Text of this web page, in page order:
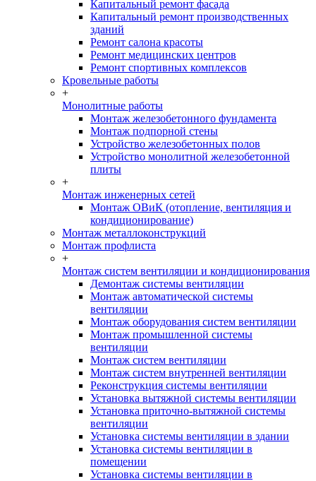
Капитальный ремонт фасада
Капитальный ремонт производственных
зданий
Ремонт салона красоты
Ремонт медицинских центров
Ремонт спортивных комплексов
Кровельные работы
+
Монолитные работы
Монтаж железобетонного фундамента
Монтаж подпорной стены
Устройство железобетонных полов
Устройство монолитной железобетонной
плиты
+
Монтаж инженерных сетей
Монтаж ОВиК (отопление, вентиляция и
кондиционирование)
Монтаж металлоконструкций
Монтаж профлиста
+
Монтаж систем вентиляции и кондиционирования
Демонтаж системы вентиляции
Монтаж автоматической системы
вентиляции
Монтаж оборудования систем вентиляции
Монтаж промышленной системы
вентиляции
Монтаж систем вентиляции
Монтаж систем внутренней вентиляции
Реконструкция системы вентиляции
Установка вытяжной системы вентиляции
Установка приточно-вытяжной системы
вентиляции
Установка системы вентиляции в здании
Установка системы вентиляции в
помещении
Установка системы вентиляции в